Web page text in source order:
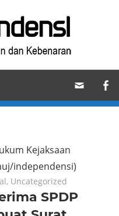
Kejaksaan
independensi)
, Uncategorized
SPDP